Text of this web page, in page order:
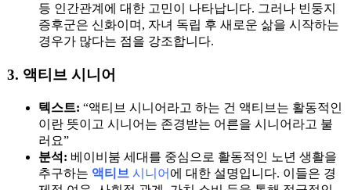
등 인간관계에 대한 고민이 나타납니다. 그러나 빈둥지
증후군은 신화이며, 자녀 독립 후 새로운 삶을 시작하는
경우가 많다는 점을 강조합니다.
3. 액티브 시니어
텍스트: “액티브 시니어라고 하는 건 액티브는 활동적인
이란 뜻이고 시니어는 존경받는 어른을 시니어라고 불
러요”
분석: 베이비붐 세대를 중심으로 활동적인 노년 생활을
추구하는 액티브 시니어 에 대한 설명입니다. 이들은 경